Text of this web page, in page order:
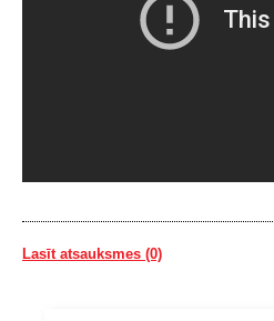
Lasīt atsauksmes (0)